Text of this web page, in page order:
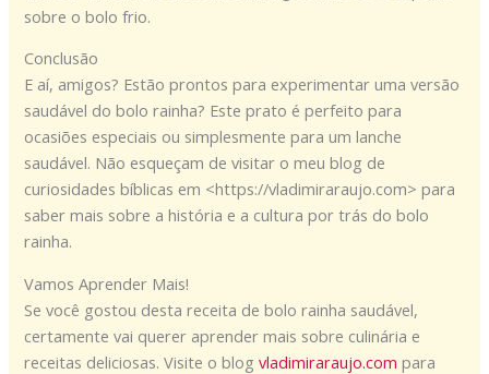
sobre o bolo frio.
Conclusão
E aí, amigos? Estão prontos para experimentar uma versão
saudável do bolo rainha? Este prato é perfeito para
ocasiões especiais ou simplesmente para um lanche
saudável. Não esqueçam de visitar o meu blog de
curiosidades bíblicas em <https://vladimiraraujo.com> para
saber mais sobre a história e a cultura por trás do bolo
rainha.
Vamos Aprender Mais!
Se você gostou desta receita de bolo rainha saudável,
certamente vai querer aprender mais sobre culinária e
receitas deliciosas. Visite o blogvladimiraraujo.com para